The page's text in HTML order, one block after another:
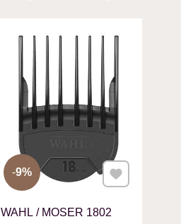
WAHL / MOSER 1802
9% Pridať k